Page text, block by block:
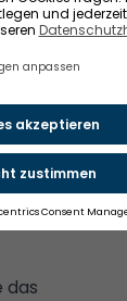
m²
das